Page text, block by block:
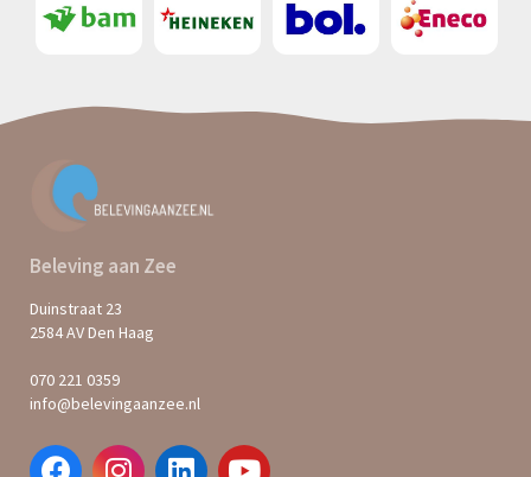
Beleving aan Zee
Duinstraat 23
2584 AV Den Haag
070 221 0359
info@belevingaanzee.nl